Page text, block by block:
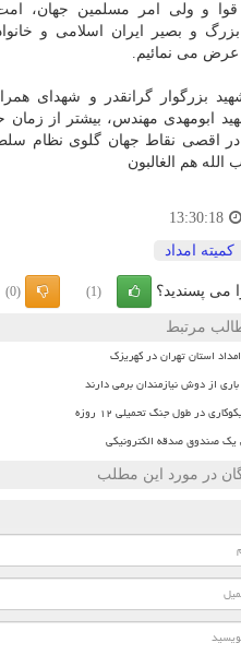
و ولی امر مسلمین جهان،
و بصیر ایران اسلامی و
عرض می نمائیم.
بزرگوار گرانقدر و شهدای
ابومهدی مهندس، بیشتر از
اقصی نقاط جهان گلوی نظام
هم الغالبون
13:30:18
كمیته امداد
می پسندید؟ (1)
(0)
مرتبط
استان تهران در کهریزک
از دوش نیازمندان برمی دارند
در طول جنگ تحمیلی ۱۲ روزه
یک صندوق صدقه الکترونیکی
در مورد این مطلب